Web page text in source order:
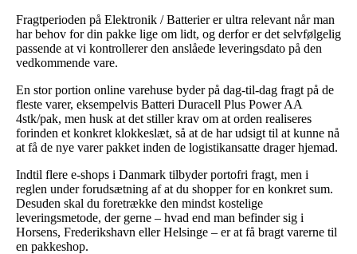
Fragtperioden på Elektronik / Batterier er ultra relevant når man
har behov for din pakke lige om lidt, og derfor er det selvfølgelig
passende at vi kontrollerer den anslåede leveringsdato på den
vedkommende vare.
En stor portion online varehuse byder på dag-til-dag fragt på de
fleste varer, eksempelvis Batteri Duracell Plus Power AA
4stk/pak, men husk at det stiller krav om at orden realiseres
forinden et konkret klokkeslæt, så at de har udsigt til at kunne nå
at få de nye varer pakket inden de logistikansatte drager hjemad.
Indtil flere e-shops i Danmark tilbyder portofri fragt, men i
reglen under forudsætning af at du shopper for en konkret sum.
Desuden skal du foretrække den mindst kostelige
leveringsmetode, der gerne – hvad end man befinder sig i
Horsens, Frederikshavn eller Helsinge – er at få bragt varerne til
en pakkeshop.